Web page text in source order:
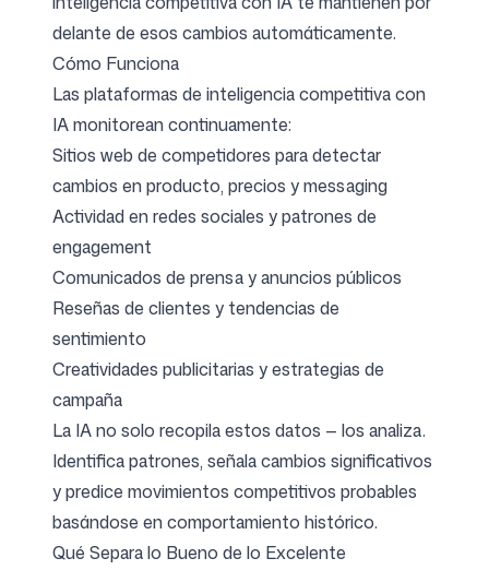
delante de esos cambios automáticamente.
Cómo Funciona
Las plataformas de inteligencia competitiva con
IA monitorean continuamente:
Sitios web de competidores para detectar
cambios en producto, precios y messaging
Actividad en redes sociales y patrones de
engagement
Comunicados de prensa y anuncios públicos
Reseñas de clientes y tendencias de
sentimiento
Creatividades publicitarias y estrategias de
campaña
La IA no solo recopila estos datos — los analiza.
Identifica patrones, señala cambios significativos
y predice movimientos competitivos probables
basándose en comportamiento histórico.
Qué Separa lo Bueno de lo Excelente